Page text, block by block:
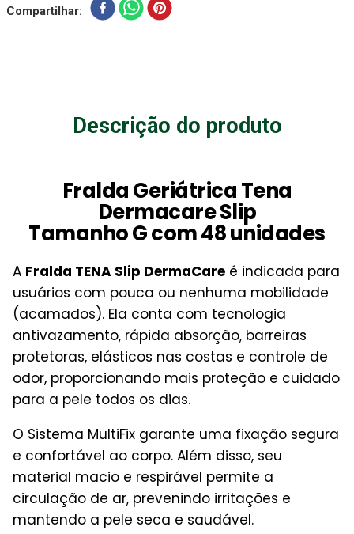
Compartilhar
Descrição do produto
Fralda Geriátrica Tena
Dermacare Slip
Tamanho G com 48 unidades
A Fralda TENA Slip DermaCare é indicada para
usuários com pouca ou nenhuma mobilidade
(acamados). Ela conta com tecnologia
antivazamento, rápida absorção, barreiras
protetoras, elásticos nas costas e controle de
odor, proporcionando mais proteção e cuidado
para a pele todos os dias.
O Sistema MultiFix garante uma fixação segura
e confortável ao corpo. Além disso, seu
material macio e respirável permite a
circulação de ar, prevenindo irritações e
mantendo a pele seca e saudável.